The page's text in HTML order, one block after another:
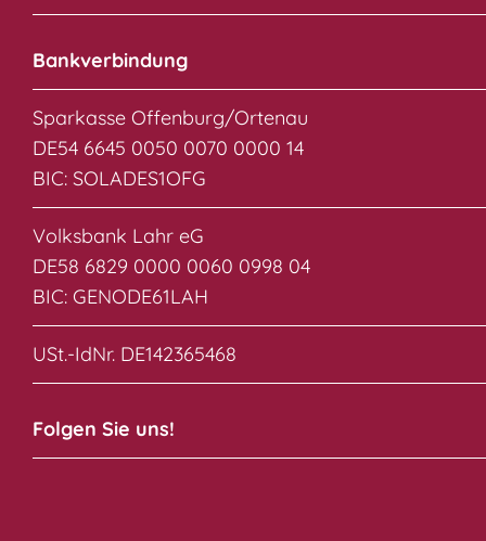
Bankverbindung
Sparkasse Offenburg/Ortenau
DE54 6645 0050 0070 0000 14
BIC: SOLADES1OFG
Volksbank Lahr eG
DE58 6829 0000 0060 0998 04
BIC: GENODE61LAH
USt.-IdNr. DE142365468
Folgen Sie uns!